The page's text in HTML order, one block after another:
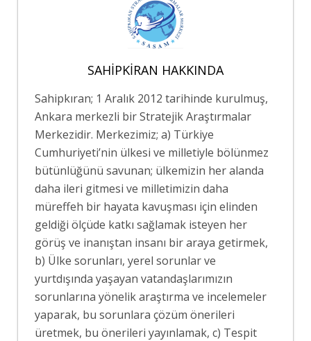
SAHIPKIRAN HAKKINDA
Sahipkıran; 1 Aralık 2012 tarihinde kurulmuş,
Ankara merkezli bir Stratejik Araştırmalar
Merkezidir. Merkezimiz; a) Türkiye
Cumhuriyeti’nin ülkesi ve milletiyle bölünmez
bütünlüğünü savunan; ülkemizin her alanda
daha ileri gitmesi ve milletimizin daha
müreffeh bir hayata kavuşması için elinden
geldiği ölçüde katkı sağlamak isteyen her
görüş ve inanıştan insanı bir araya getirmek,
b) Ülke sorunları, yerel sorunlar ve
yurtdışında yaşayan vatandaşlarımızın
sorunlarına yönelik araştırma ve incelemeler
yaparak, bu sorunlara çözüm önerileri
üretmek, bu önerileri yayınlamak, c) Tespit